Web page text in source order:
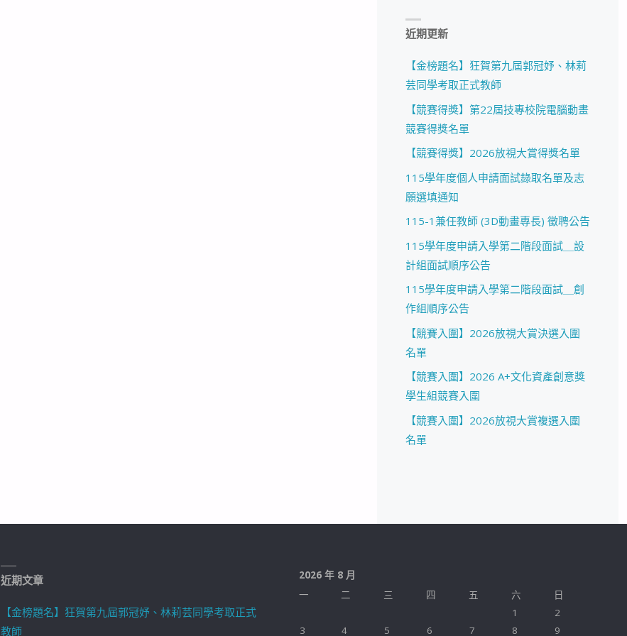
近期更新
【金榜題名】狂賀第九屆郭冠妤、林莉
芸同學考取正式教師
【競賽得獎】第22屆技專校院電腦動畫
競賽得獎名單
【競賽得獎】2026放視大賞得獎名單
115學年度個人申請面試錄取名單及志
願選填通知
115-1兼任教師 (3D動畫專長) 徵聘公告
115學年度申請入學第二階段面試＿設
計組面試順序公告
115學年度申請入學第二階段面試＿創
作組順序公告
【競賽入圍】2026放視大賞決選入圍
名單
【競賽入圍】2026 A+文化資產創意獎
學生組競賽入圍
【競賽入圍】2026放視大賞複選入圍
名單
近期文章
【金榜題名】狂賀第九屆郭冠妤、林莉芸同學考取正式
教師
2026 年 8 月
一
二 三 四 五 六
日
1
2
3
4 5 6 7 8 9